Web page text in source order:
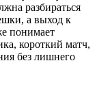
разбираться
а выход к
понимает
короткий матч,
без лишнего